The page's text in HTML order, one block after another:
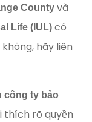
County và
Life (IUL) có
hãy liên
công ty bảo
thích rõ quyền